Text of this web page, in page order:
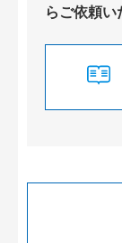
らご依頼い